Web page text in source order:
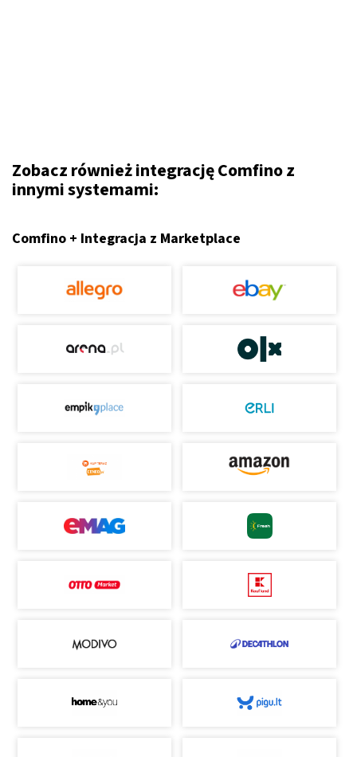
Zobacz również integrację Comfino z
innymi systemami:
Comfino + Integracja z Marketplace